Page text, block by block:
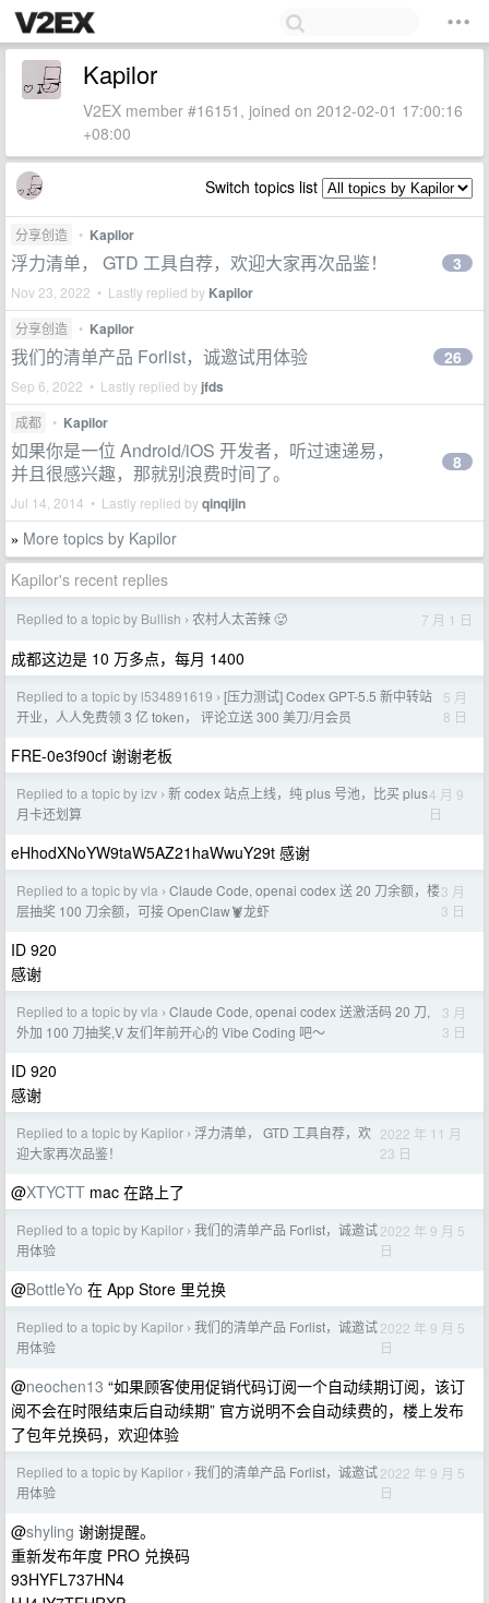
Kapilor
V2EX member #16151, joined on 2012-02-01 17:00:16
+08:00
Switch topics list
分享创造 • Kapilor
浮力清单， GTD 工具自荐，欢迎大家再次品鉴！
Nov 23, 2022 • Lastly replied by Kapilor
3
分享创造 • Kapilor
我们的清单产品 Forlist，诚邀试用体验
Sep 6, 2022 • Lastly replied by jfds
26
成都 • Kapilor
如果你是一位 Android/iOS 开发者，听过速递易，
并且很感兴趣，那就别浪费时间了。
Jul 14, 2014 • Lastly replied byqinqijin
8
» More topics by Kapilor
Kapilor's recent replies
Replied to a topic by Bullish › 农村人太苦辣 🥵 7 月 1 日
成都这边是 10 万多点，每月 1400
Replied to a topic by l534891619 › [压力测试] Codex GPT-5.5 新中转站
开业，人人免费领 3 亿 token， 评论立送 300 美刀/月会员
5 月
8 日
FRE-0e3f90cf 谢谢老板
Replied to a topic by izv › 新 codex 站点上线，纯 plus 号池，比买 plus
月卡还划算
4 月 9
日
eHhodXNoYW9taW5AZ21haWwuY29t 感谢
Replied to a topic by vla › Claude Code, openai codex 送 20 刀余额，楼
层抽奖 100 刀余额，可接 OpenClaw🦞龙虾
3 月
3 日
ID 920
感谢
Replied to a topic by vla › Claude Code, openai codex 送激活码 20 刀,
外加 100 刀抽奖,V 友们年前开心的 Vibe Coding 吧～
3 月
3 日
ID 920
感谢
Replied to a topic by Kapilor › 浮力清单， GTD 工具自荐，欢
迎大家再次品鉴！
2022 年 11 月
23 日
@XTYCTT mac 在路上了
Replied to a topic by Kapilor › 我们的清单产品 Forlist，诚邀试
用体验
2022 年 9 月 5
日
@BottleYo 在 App Store 里兑换
Replied to a topic by Kapilor › 我们的清单产品 Forlist，诚邀试
用体验
2022 年 9 月 5
日
@neochen13 “如果顾客使用促销代码订阅一个自动续期订阅，该订
阅不会在时限结束后自动续期” 官方说明不会自动续费的，楼上发布
了包年兑换码，欢迎体验
Replied to a topic by Kapilor › 我们的清单产品 Forlist，诚邀试
用体验
2022 年 9 月 5
日
@shyling 谢谢提醒。
重新发布年度 PRO 兑换码
93HYFL737HN4